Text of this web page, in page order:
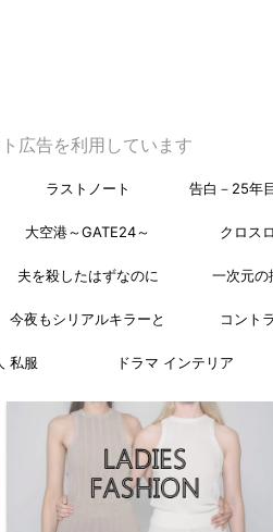
広告を利用しています
ラストノート 告白－25年
大空港～GATE24～ クロス
夫を殺したはずなのに 一次元の
今夜もシリアルキラーと コント
私服 ドラマ インテリア